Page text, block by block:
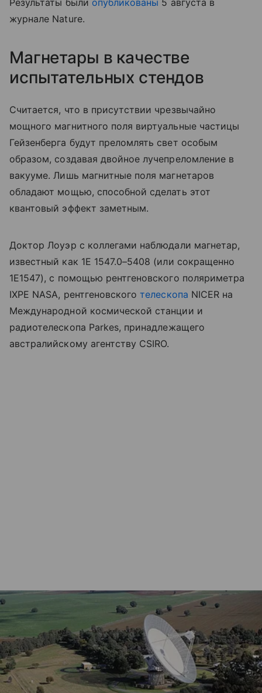
Результаты были опубликованы 5 августа в
журнале Nature.
Магнетары в качестве
испытательных стендов
Считается, что в присутствии чрезвычайно
мощного магнитного поля виртуальные частицы
Гейзенберга будут преломлять свет особым
образом, создавая двойное лучепреломление в
вакууме. Лишь магнитные поля магнетаров
обладают мощью, способной сделать этот
квантовый эффект заметным.
Доктор Лоуэр с коллегами наблюдали магнетар,
известный как 1E 1547.0–5408 (или сокращенно
1E1547), с помощью рентгеновского поляриметра
IXPE NASA, рентгеновскоготелескопа NICER на
Международной космической станции и
радиотелескопа Parkes, принадлежащего
австралийскому агентству CSIRO.